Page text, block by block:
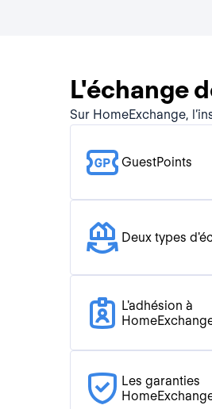
L'échange
Sur HomeExchange,
GuestPoints
Deux types
L'adhésion à
Les garanties